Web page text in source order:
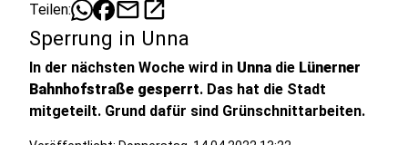
Teilen: mailopen_in_new
Sperrung in Unna
In der nächsten Woche wird in Unna die Lünerner
Bahnhofstraße gesperrt. Das hat die Stadt
mitgeteilt. Grund dafür sind Grünschnittarbeiten.